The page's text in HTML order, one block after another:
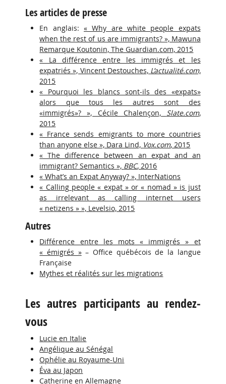
Les articles de presse
En anglais:« Why are white people expats
when the rest of us are immigrants? », Mawuna
Remarque Koutonin, The Guardian.com, 2015
« La différence entre les immigrés et les
expatriés », Vincent Destouches, L’actualité.com,
2015
« Pourquoi les blancs sont-ils des «expats»
alors que tous les autres sont des
«immigrés»? », Cécile Chalençon, Slate.com,
2015
« France sends emigrants to more countries
than anyone else », Dara Lind, Vox.com, 2015
« The difference between an expat and an
immigrant? Semantics », BBC, 2016
« What’s an Expat Anyway? », InterNations
« Calling people « expat » or « nomad » is just
as irrelevant as calling internet users
« netizens » », Levelsio, 2015
Autres
Différence entre les mots « immigrés » et
« émigrés »– Office québécois de la langue
Française
Mythes et réalités sur les migrations
Les autres participants au rendez-
vous
Lucie en Italie
Angélique au Sénégal
Ophélie au Royaume-Uni
Éva au Japon
Catherine en Allemagne